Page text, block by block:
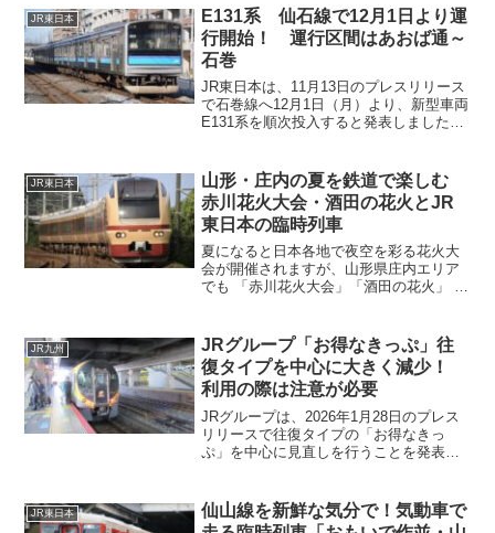
対象となるのは、横浜線で使用されてい
るE233系の車両となります。なお、運転
は自動となりますが、運転手は乗車し運
行を行う乗車でレベル2（GoA2）の段階
となります。
JR東日本
E131系 仙石線で12月1日より運
行開始！ 運行区間はあおば通～
石巻
JR東日本は、11月13日のプレスリリース
で石巻線へ12月1日（月）より、新型車両
E131系を順次投入すると発表しました。
車両の投入となります。
JR東日本
山形・庄内の夏を鉄道で楽しむ
赤川花火大会・酒田の花火とJR
東日本の臨時列車
夏になると日本各地で夜空を彩る花火大
会が開催されますが、山形県庄内エリア
でも 「赤川花火大会」「酒田の花火」 な
な夜を楽しむなら、やっぱり 鉄道でのお
でかけが気軽でワク...
JR九州
JRグループ「お得なきっぷ」往
復タイプを中心に大きく減少！
利用の際は注意が必要
JRグループは、2026年1月28日のプレス
リリースで往復タイプの「お得なきっ
ぷ」を中心に見直しを行うことを発表し
一度核にしてみることをお勧めします。
なお、当ブログでお勧めしている「松山
JR東日本
仙山線を新鮮な気分で！気動車で